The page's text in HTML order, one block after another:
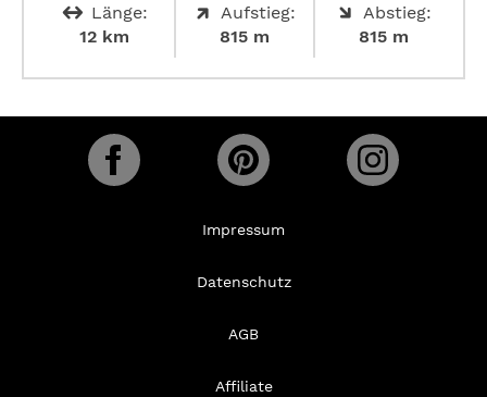
Länge:
12 km
Aufstieg:
815 m
Abstieg:
815 m
Impressum
Datenschutz
AGB
Affiliate